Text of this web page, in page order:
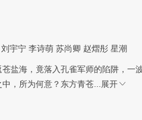
刘宇宁 李诗萌 苏尚卿 赵熠彤 星潮
盐海，竟落入孔雀军师的陷阱，一
，所为何意？东方青苍...
展开